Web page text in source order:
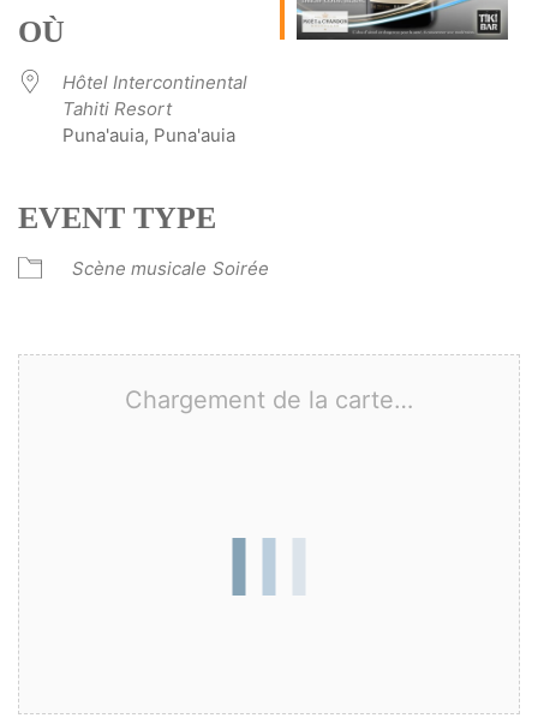
OÙ
Hôtel Intercontinental
Tahiti Resort
Puna'auia, Puna'auia
EVENT TYPE
Scène musicale Soirée
Chargement de la carte…